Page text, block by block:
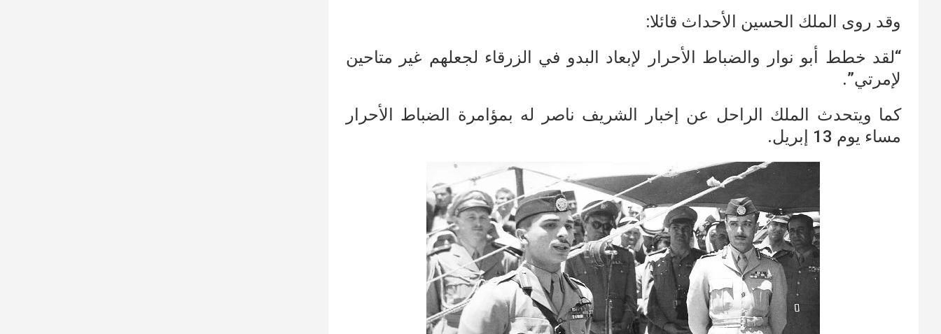
وقد روى الملك الحسين الأحداث قائلا:
“لقد خطط أبو نوار والضباط الأحرار لإبعاد البدو في الزرقاء لجعلهم غير متاحين
لإمرتي”.
كما ويتحدث الملك الراحل عن إخبار الشريف ناصر له بمؤامرة الضباط الأحرار
مساء يوم 13 إبريل.